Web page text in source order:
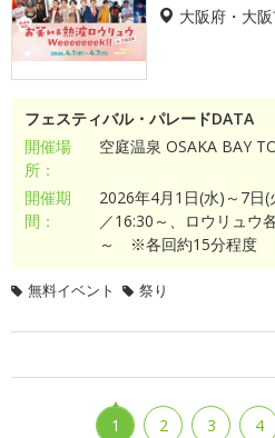
大阪府・大
フェスティバル・パレードDATA
開催場
所：
空庭温泉 OSAKA BAY
開催期
間：
2026年4月1日(水)～7日
／16:30～、ロウリュウ
～ ※各回約15分程度
無料イベント 祭り
1 2 3 4